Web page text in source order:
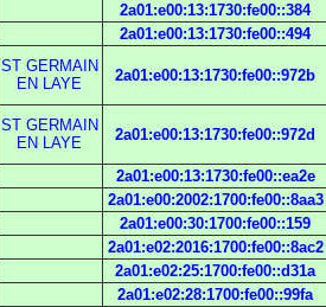
2a01:e00:13:1730:fe00::384
2a01:e00:13:1730:fe00::494
ST GERMAIN
EN LAYE
2a01:e00:13:1730:fe00::972b
ST GERMAIN
EN LAYE
2a01:e00:13:1730:fe00::972d
2a01:e00:13:1730:fe00::ea2e
2a01:e00:2002:1700:fe00::8aa3
2a01:e00:30:1700:fe00::159
2a01:e02:2016:1700:fe00::8ac2
2a01:e02:25:1700:fe00::d31a
2a01:e02:28:1700:fe00::99fa